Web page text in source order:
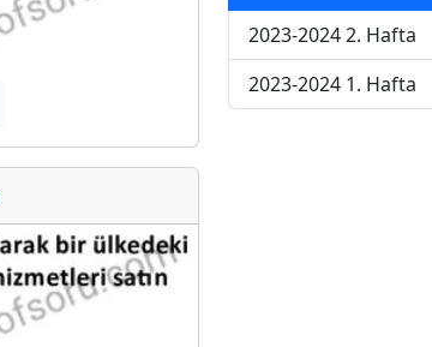
2023-2024 2. Hafta
2023-2024 1. Hafta